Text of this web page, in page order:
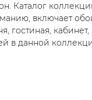
Книги
Под
Каталог
включает
гостиная,
в данной